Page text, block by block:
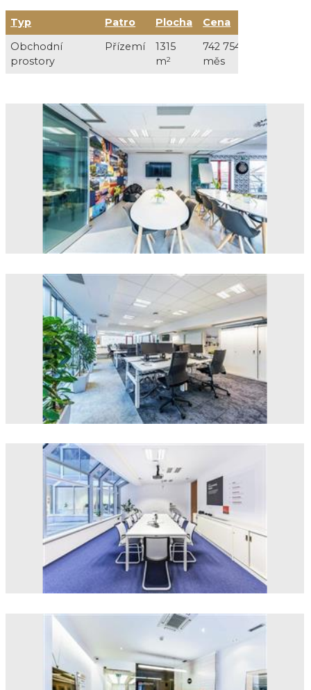
Typ Patro Plocha Cena
Obchodní
prostory
Přízemí
1315
m2
742 754 Kč /
měs